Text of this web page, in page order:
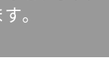
。